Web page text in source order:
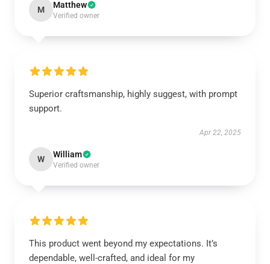
M Matthew
Verified owner
Superior craftsmanship, highly suggest, with prompt
support.
Apr 22, 2025
W William
Verified owner
This product went beyond my expectations. It’s
dependable, well-crafted, and ideal for my